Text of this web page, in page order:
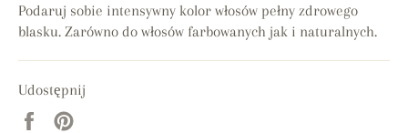
Podaruj sobie intensywny kolor włosów pełny zdrowego
blasku. Zarówno do włosów farbowanych jak i naturalnych.
Udostępnij
Udostępnij